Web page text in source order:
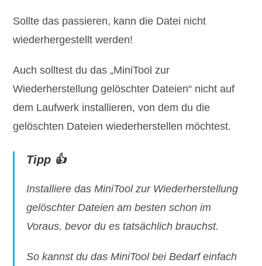
Sollte das passieren, kann die Datei nicht
wiederhergestellt werden!
Auch solltest du das „MiniTool zur
Wiederherstellung gelöschter Dateien“ nicht auf
dem Laufwerk installieren, von dem du die
gelöschten Dateien wiederherstellen möchtest.
Tipp 👍
Installiere das MiniTool zur Wiederherstellung
gelöschter Dateien am besten schon im
Voraus, bevor du es tatsächlich brauchst.
So kannst du das MiniTool bei Bedarf einfach